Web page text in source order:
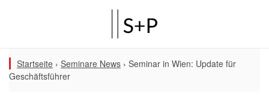
Startseite › Seminare News › Seminar in Wien: Update für
Geschäftsführer